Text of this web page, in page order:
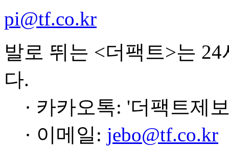
pi@tf.co.kr
발로 뛰는 <더팩트>는
다.
· 카카오톡: '더팩트제
· 이메일: jebo@tf.co.kr